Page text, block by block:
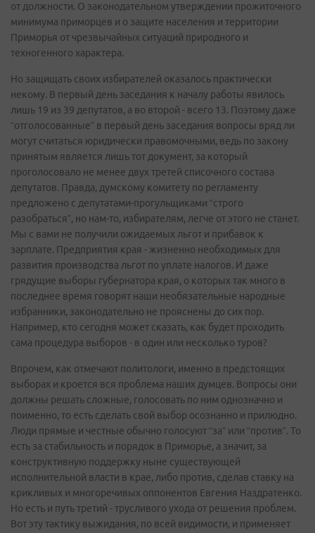
от должности. О законодательном утверждении прожиточного
минимума приморцев и о защите населения и территории
Приморья от чрезвычайных ситуаций природного и
техногенного характера.
Но защищать своих избирателей оказалось практически
некому. В первый день заседания к началу работы явилось
лишь 19 из 39 депутатов, а во второй - всего 13. Поэтому даже
“отголосованные” в первый день заседания вопросы вряд ли
могут считаться юридически правомочными, ведь по закону
принятым является лишь тот документ, за который
проголосовало не менее двух третей списочного состава
депутатов. Правда, думскому комитету по регламенту
предложено с депутатами-прогульщиками “строго
разобраться”, но нам-то, избирателям, легче от этого не станет.
Мы с вами не получили ожидаемых льгот и прибавок к
зарплате. Предприятия края - жизненно необходимых для
развития производства льгот по уплате налогов. И даже
грядущие выборы губернатора края, о которых так много в
последнее время говорят наши необязательные народные
избранники, законодательно не прояснены до сих пор.
Например, кто сегодня может сказать, как будет проходить
сама процедура выборов - в один или несколько туров?
Впрочем, как отмечают политологи, именно в предстоящих
выборах и кроется вся проблема наших думцев. Вопросы они
должны решать сложные, голосовать по ним однозначно и
поименно, то есть сделать свой выбор осознанно и прилюдно.
Люди прямые и честные обычно голосуют “за” или “против”. То
есть за стабильность и порядок в Приморье, а значит, за
конструктивную поддержку ныне существующей
исполнительной власти в крае, либо против, сделав ставку на
крикливых и многоречивых оппонентов Евгения Наздратенко.
Но есть и путь третий - трусливого ухода от решения проблем.
Вот эту тактику выжидания, по всей видимости, и применяет